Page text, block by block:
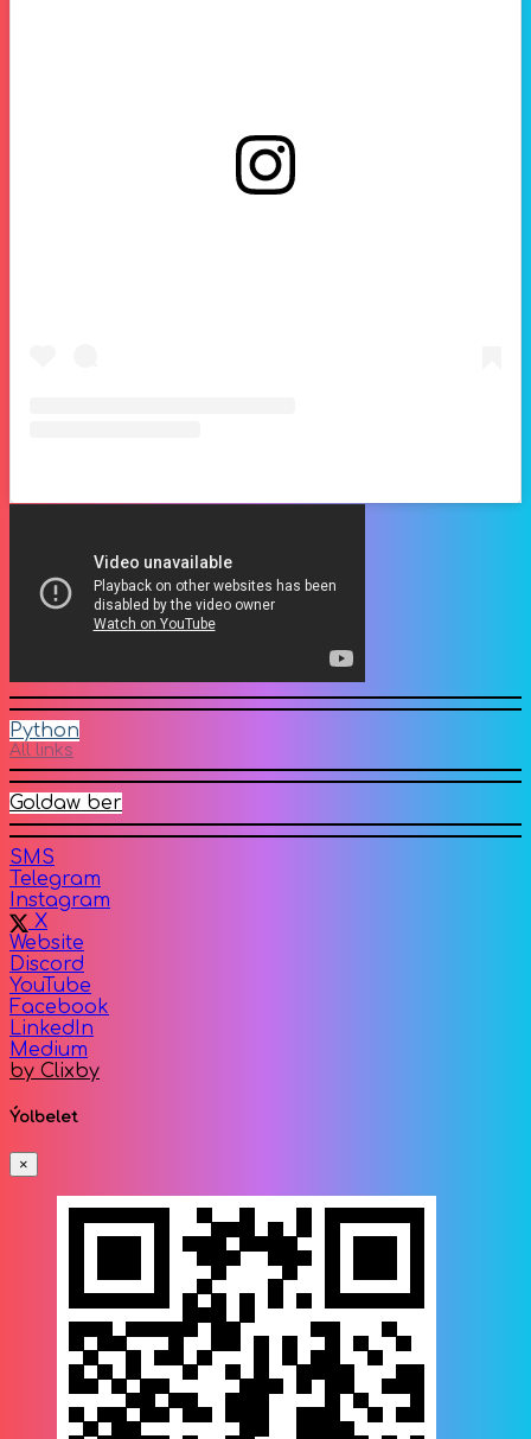
Python
All links
Goldaw ber
SMS
Telegram
Instagram
X
Website
Discord
YouTube
Facebook
LinkedIn
Medium
by Clixby
Ýolbelet
×